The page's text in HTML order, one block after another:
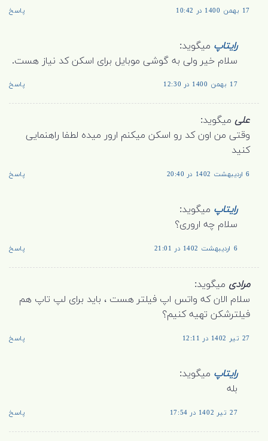
17 بهمن 1400 در 10:42 پاسخ
رایتاپ میگوید:
سلام خیر ولی به گوشی موبایل برای اسکن کد نیاز هست.
17 بهمن 1400 در 12:30 پاسخ
علی میگوید:
وقتی من اون کد رو اسکن میکنم ارور میده لطفا راهنمایی
کنید
6 اردیبهشت 1402 در 20:40 پاسخ
رایتاپ میگوید:
سلام چه اروری؟
6 اردیبهشت 1402 در 21:01 پاسخ
مرادی میگوید:
سلام الان که واتس اپ فیلتر هست ، باید برای لپ تاپ هم
فیلترشکن تهیه کنیم؟
27 تیر 1402 در 12:11 پاسخ
رایتاپ میگوید:
بله
27 تیر 1402 در 17:54 پاسخ